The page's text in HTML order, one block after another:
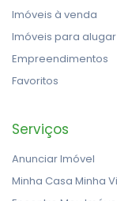
Imóveis à venda
Imóveis para alugar
Empreendimentos
Favoritos
Serviços
Anunciar Imóvel
Minha Casa Minha